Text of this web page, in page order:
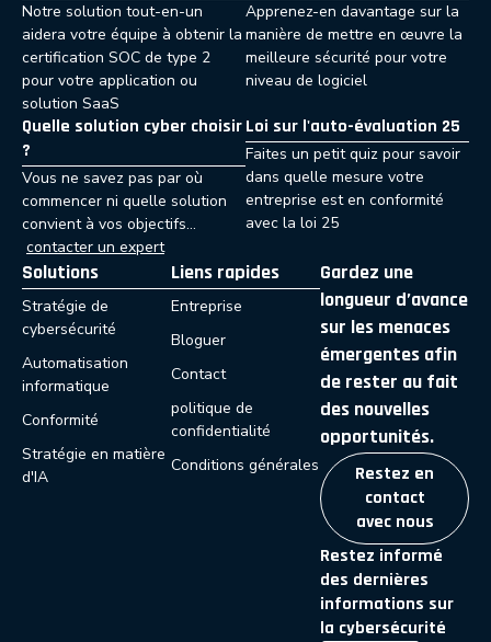
Notre solution tout-en-un
aidera votre équipe à obtenir la
certification SOC de type 2
pour votre application ou
solution SaaS
Apprenez-en davantage sur la
manière de mettre en œuvre la
meilleure sécurité pour votre
niveau de logiciel
Quelle solution cyber choisir
?
Vous ne savez pas par où
commencer ni quelle solution
convient à vos objectifs…
contacter un expert
Loi sur l'auto-évaluation 25
Faites un petit quiz pour savoir
dans quelle mesure votre
entreprise est en conformité
avec la loi 25
Solutions
Stratégie de
cybersécurité
Automatisation
informatique
Conformité
Stratégie en matière
d'IA
Liens rapides
Entreprise
Bloguer
Contact
politique de
confidentialité
Conditions générales
Gardez une
longueur d’avance
sur les menaces
émergentes afin
de rester au fait
des nouvelles
opportunités.
Restez en
contact
avec nous
Restez informé
des dernières
informations sur
la cybersécurité